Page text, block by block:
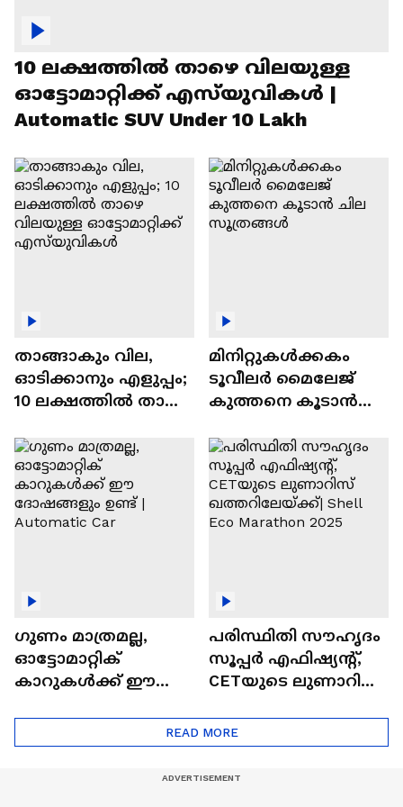
10 ലക്ഷത്തിൽ താഴെ വിലയുള്ള
ഓട്ടോമാറ്റിക്ക് എസ്‍യുവികൾ |
Automatic SUV Under 10 Lakh
താങ്ങാകും വില,
ഓടിക്കാനും എളുപ്പം;
10 ലക്ഷത്തിൽ താഴെ
ഓട്ടോമാറ്റിക്ക്
എസ്‍യുവികൾ
മിനിറ്റുകൾക്കകം
ടൂവീലർ മൈലേജ്
കുത്തനെ കൂടാൻ
ഗുണം മാത്രമല്ല,
ഓട്ടോമാറ്റിക്
കാറുകൾക്ക് ഈ
പരിസ്ഥിതി സൗഹൃദം
സൂപ്പർ എഫിഷ്യന്റ്,
CETയുടെ ലുണാറിസ്
Eco Marathon 2025
READ MORE